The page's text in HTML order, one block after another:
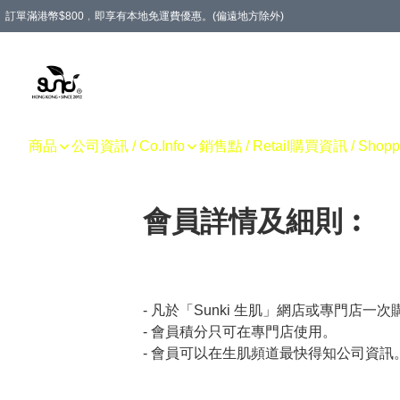
訂單滿港幣$800﹐即享有本地免運費優惠。(偏遠地方除外)
商品 公司資訊 / Co.Info 銷售點 / Retail 購買資訊 /
會員詳情及細則︰
- 凡於「Sunki 生肌」網店或專門店一次
- 會員積分只可在專門店使用。
- 會員可以在生肌頻道最快得知公司資訊。